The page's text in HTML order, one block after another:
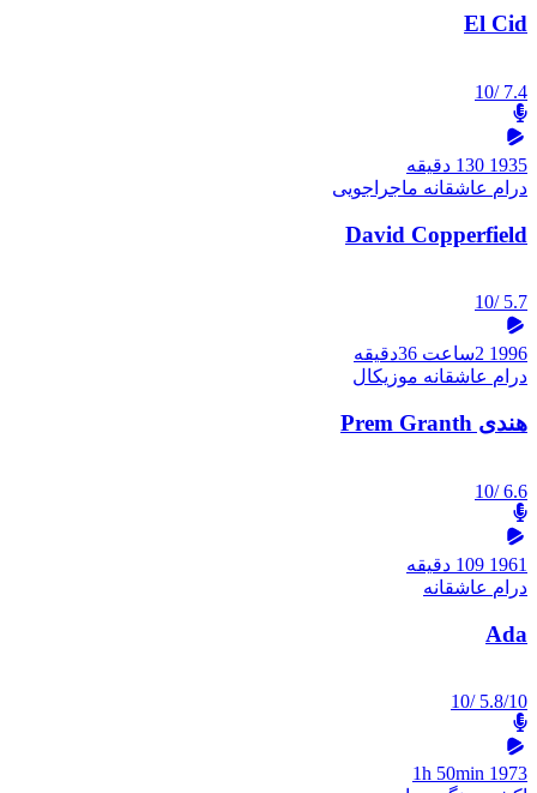
El Cid
7.4
/10
1935 130 دقیقه
درام عاشقانه ماجراجویی
David Copperfield
5.7
/10
1996 2ساعت 36دقیقه
درام عاشقانه موزیکال
هندی Prem Granth
6.6
/10
1961 109 دقیقه
درام عاشقانه
Ada
5.8/10
/10
1973
1h 50min